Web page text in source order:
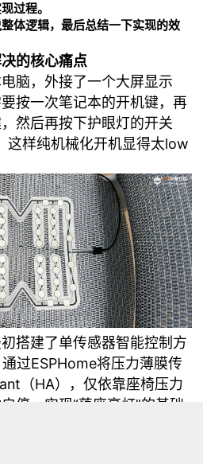
过程。
体逻辑，最后总结一下实现的效
的核心痛点
脑，外接了一个大屏显示
按一次笔记本的开机键，再
然后再按下护眼灯的开关
这样纯机械化开机显得太low
搭建了单传感器智能控制方
过ESPHome将压力薄膜传
（HA），仅依靠座椅压力
停，实现“落座亮灯”的基础